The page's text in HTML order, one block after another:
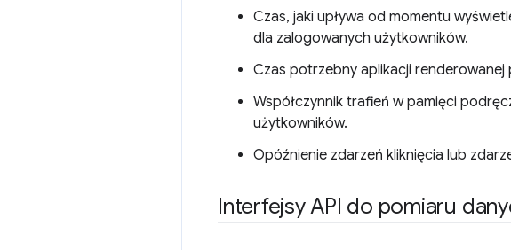
Czas, jaki upływa od momentu
dla zalogowanych użytkowników.
Czas potrzebny aplikacji renderowanej
Współczynnik trafień w pamięci
użytkowników.
Opóźnienie zdarzeń kliknięcia lub
Interfejsy API do pomiaru